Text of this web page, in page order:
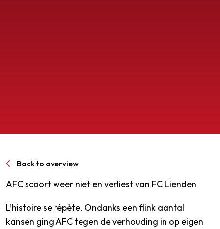
Back to overview
AFC scoort weer niet en verliest van FC Lienden
L’histoire se répète. Ondanks een flink aantal
kansen ging AFC tegen de verhouding in op eigen